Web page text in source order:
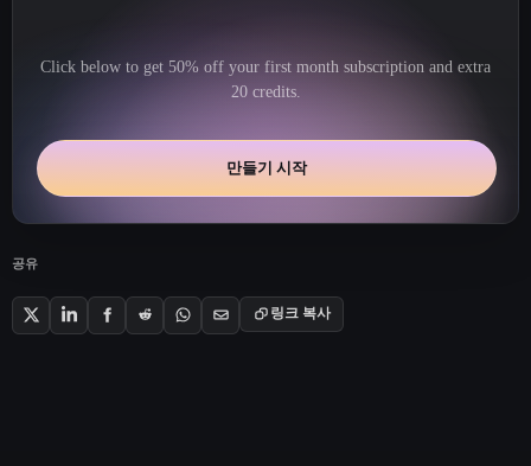
Click below to get 50% off your first month subscription and extra
20 credits.
만들기 시작
공유
링크 복사